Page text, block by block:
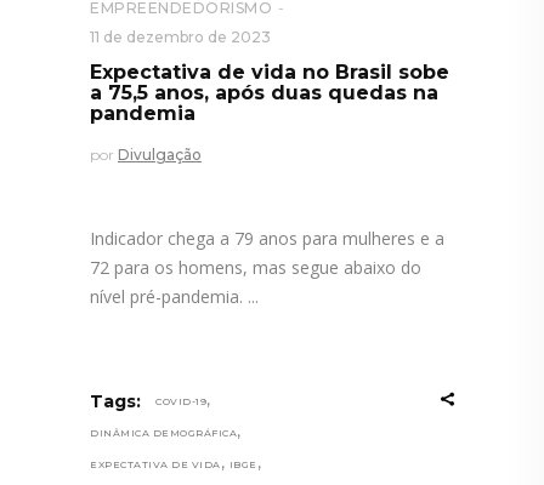
EMPREENDEDORISMO
11 de dezembro de 2023
Expectativa de vida no Brasil sobe
a 75,5 anos, após duas quedas na
pandemia
por Divulgação
Indicador chega a 79 anos para mulheres e a
72 para os homens, mas segue abaixo do
nível pré-pandemia.
Tags: COVID-19,
DINÂMICA DEMOGRÁFICA,
EXPECTATIVA DE VIDA , IBGE ,